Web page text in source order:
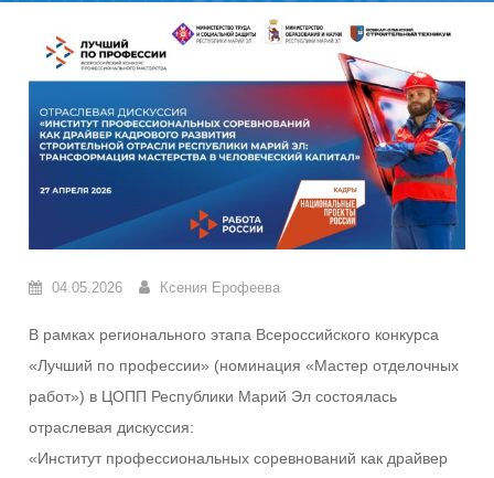
04.05.2026 Ксения Ерофеева
В рамках регионального этапа Всероссийского конкурса
«Лучший по профессии» (номинация «Мастер отделочных
работ») в ЦОПП Республики Марий Эл состоялась
отраслевая дискуссия:
«Институт профессиональных соревнований как драйвер